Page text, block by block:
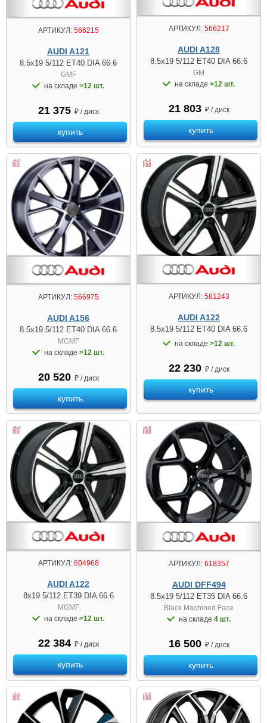
АРТИКУЛ:566215
AUDI A121
8.5x19 5/112 ET40 DIA 66.6
GMF
на складе >12 шт.
21 375 ₽ / диск
купить
АРТИКУЛ:566217
AUDI A128
8.5x19 5/112 ET40 DIA 66.6
GM
на складе >12 шт.
21 803 ₽ / диск
купить
АРТИКУЛ:566975
AUDI A156
8.5x19 5/112 ET40 DIA 66.6
MGMF
на складе >12 шт.
20 520 ₽ / диск
купить
АРТИКУЛ:581243
AUDI A122
8.5x19 5/112 ET40 DIA 66.6
на складе >12 шт.
22 230 ₽ / диск
купить
АРТИКУЛ:604968
AUDI A122
8x19 5/112 ET39 DIA 66.6
MGMF
на складе >12 шт.
22 384 ₽ / диск
купить
АРТИКУЛ:618357
AUDI DFF494
8.5x19 5/112 ET35 DIA 66.6
Black Machined Face
на складе 4 шт.
16 500 ₽ / диск
купить